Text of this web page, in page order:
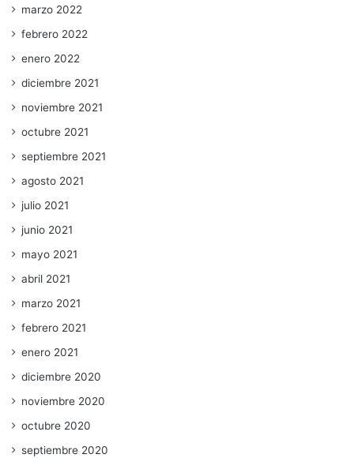
marzo 2022
febrero 2022
enero 2022
diciembre 2021
noviembre 2021
octubre 2021
septiembre 2021
agosto 2021
julio 2021
junio 2021
mayo 2021
abril 2021
marzo 2021
febrero 2021
enero 2021
diciembre 2020
noviembre 2020
octubre 2020
septiembre 2020